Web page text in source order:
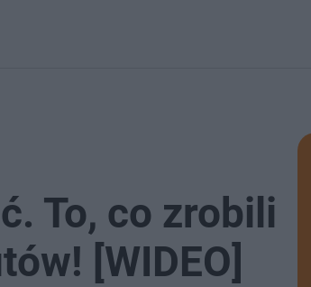
To, co zrobili
[WIDEO]